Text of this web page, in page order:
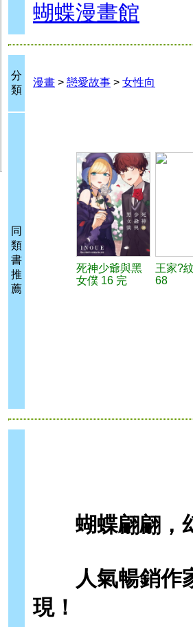
蝴蝶漫畫館
分
類
漫畫 > 戀愛故事 > 女性向
同
類
書
推
薦
死神少爺與黑
女僕 16 完
王家?
68
蝴蝶翩翩，
人氣暢銷作家
現！